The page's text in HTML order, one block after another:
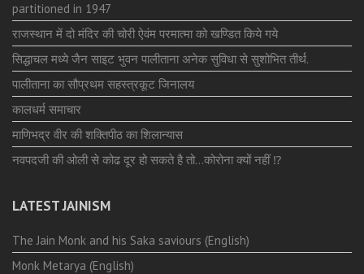
partitioned in 1947
राजस्थान में दो मंदिर की चोरी ऐवंम परमात्मा को खण्डित किये गये
सिद्धाचल मध्ये जैन साइट भुवन पालीताना अनेक सुविधा से सुशोभित तीर्थ.
पालीताना का सौप्रथम सहस्त्रकूट जिनालय
कालधर्म समाचार
माणिभद्र वीर की शक्तिपीठ का शिलान्यास
नवपदजी की ओली से कोढ दूर हो सकते है तो…कोरोना क्यों नहीं ⁉️
LATEST JAINISM
The Jain Monk and his Saka saviours (English)
Monk Metarya (English)